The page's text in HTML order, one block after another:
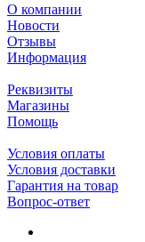
О компании
Новости
Отзывы
Информация
Реквизиты
Магазины
Помощь
Условия оплаты
Условия доставки
Гарантия на товар
Вопрос-ответ